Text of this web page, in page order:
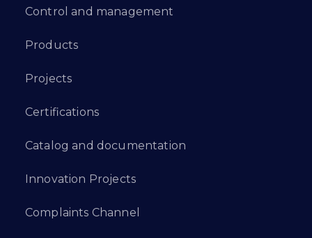
Control and management
Products
Projects
Certifications
Catalog and documentation
Innovation Projects
Complaints Channel